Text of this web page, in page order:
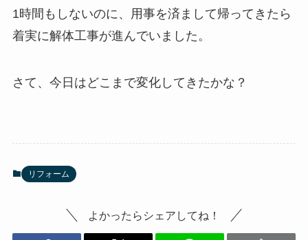
1時間もしないのに、用事を済まして帰ってきたら
着実に解体工事が進んでいました。
さて、今日はどこまで変化してきたかな？
リフォーム
よかったらシェアしてね！